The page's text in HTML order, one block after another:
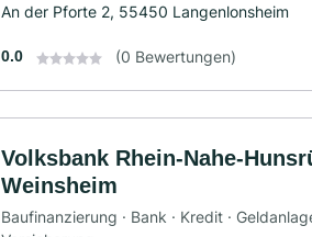
An der Pforte 2, 55450 Langenlonsheim
0.0 (0 Bewertungen)
Volksbank Rhein-Nahe-
Weinsheim
Baufinanzierung · Bank · Kredit ·